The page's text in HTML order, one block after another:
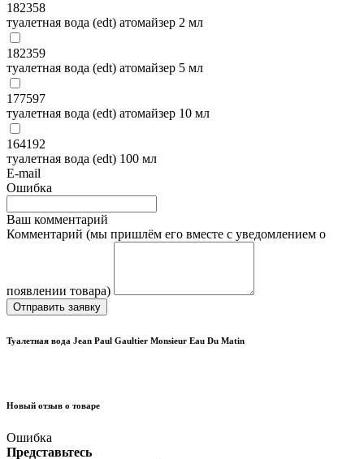
182358
туалетная вода (edt) атомайзер 2 мл
182359
туалетная вода (edt) атомайзер 5 мл
177597
туалетная вода (edt) атомайзер 10 мл
164192
туалетная вода (edt) 100 мл
E-mail
Ошибка
Ваш комментарий
Комментарий (мы пришлём его вместе с уведомлением о
появлении товара)
Отправить заявку
Туалетная вода Jean Paul Gaultier Monsieur Eau Du Matin
Новый отзыв о товаре
Ошибка
Представьтесь